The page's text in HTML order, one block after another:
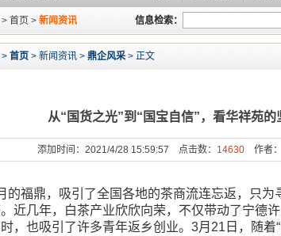
首页 > 新闻资讯 信息检索：
> 首页> 新闻资讯 > 鼎企风采> 正文
从“国货之光”到“国宝自信”，看华祥苑的
添加时间：2021/4/28 15:59:57 点击数： 14630 作者
的福鼎，吸引了全国各地的茶商流连忘返，只为
近几年，白茶产业欣欣向荣，不仅带动了宁德
，也吸引了许多青年返乡创业。3月21日，随着